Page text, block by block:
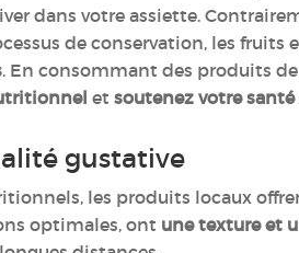
dans votre assiette.
de conservation, les fruits
. En consommant des produits
et soutenez votre
gustative
les produits locaux
optimales, ont une texture et